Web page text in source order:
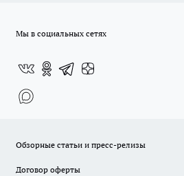
Мы в социальных сетях
Обзорные статьи и пресс-релизы
Договор оферты